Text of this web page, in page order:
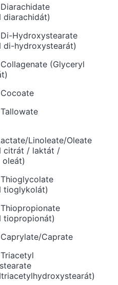
diarachidát)
Hydroxystearate
di-hydroxystearát)
(Glyceryl
Linoleate/Oleate
citrát / laktát /
tioglykolát)
tiopropionát)
Caprate